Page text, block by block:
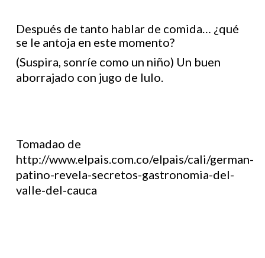
Después de tanto hablar de comida… ¿qué
se le antoja en este momento?
(Suspira, sonríe como un niño) Un buen
aborrajado con jugo de lulo.
Tomadao de
http://www.elpais.com.co/elpais/cali/german-
patino-revela-secretos-gastronomia-del-
valle-del-cauca